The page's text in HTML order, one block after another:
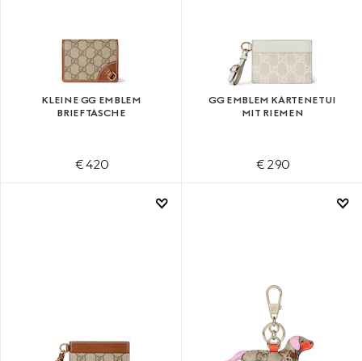
KLEINE GG EMBLEM
BRIEFTASCHE
€ 420
GG EMBLEM KARTENETUI
MIT RIEMEN
€ 290